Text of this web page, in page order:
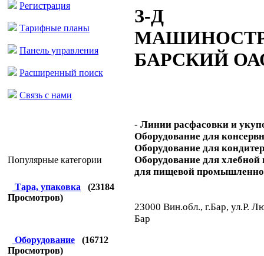
Регистрация
Тарифные планы
Панель управления
Расширенный поиск
Связь с нами
Популярные категории
Тара, упаковка (23184
Просмотров)
Оборудование (16712
Просмотров)
З-Д
БАРСКИЙ
- Линии расфасовки и
Оборудование для
Оборудование для
Оборудование для
для пищевой
23000 Вин.обл., г.Бар, ул.Р.
Бар